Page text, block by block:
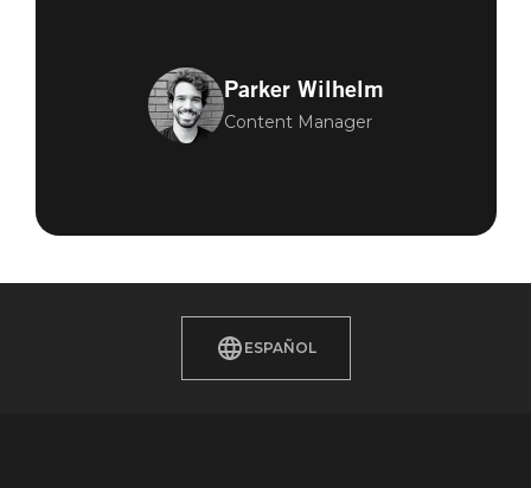
Parker Wilhelm
Content Manager
ESPAÑOL